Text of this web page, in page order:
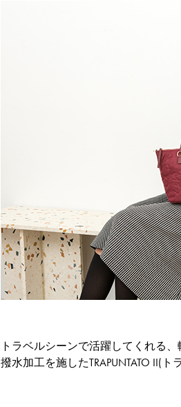
トラベルシーンで活躍してくれる
撥水加工を施したTRAPUNTATO II(